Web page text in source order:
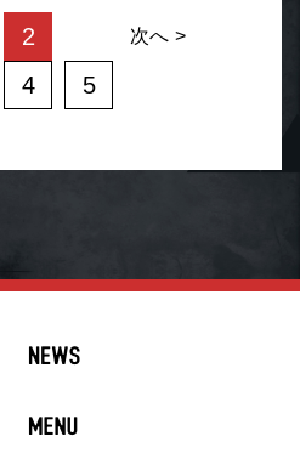
2
4 5
次へ